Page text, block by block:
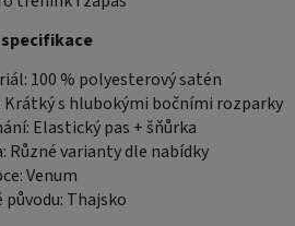
100 % polyesterový satén
Krátký s hlubokými bočními rozparky
Elastický pas + šňůrka
Různé varianty dle nabídky
Venum
původu: Thajsko